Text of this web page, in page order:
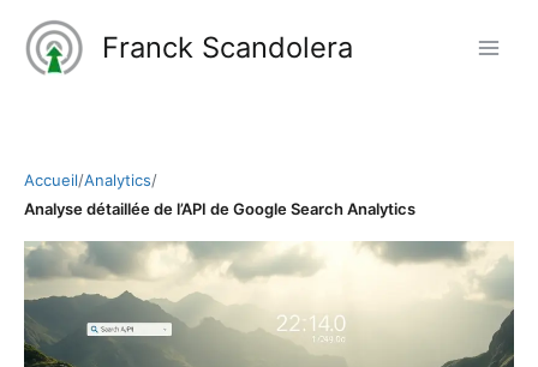
contenu
Franck Scandolera
Accueil/Analytics/
Analyse détaillée de l’API de Google Search Analytics